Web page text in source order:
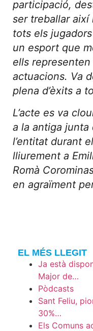
participació,
ser treballar així
tots els
un esport que
ells
actuacions. Va
plena d’èxits a
L’acte es va
a la antiga junta
l’entitat durant
lliurement a
Romà
en agraïment
EL MÉS LLEGIT
Ja està
Major de…
Pòdcasts
Sant Feliu,
30%…
Els Comuns